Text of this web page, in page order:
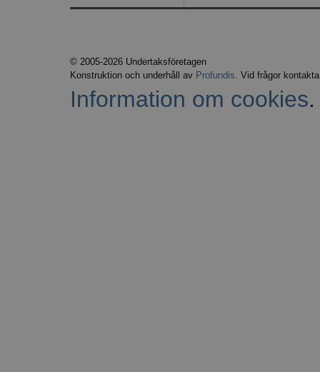
© 2005-2026 Undertaksföretagen
Konstruktion och underhåll av Profundis. Vid frågor
Information om cookies.